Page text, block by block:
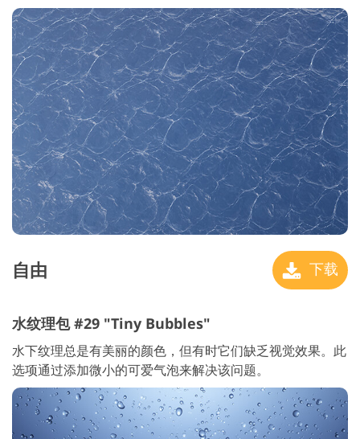
自由 下载
水纹理包 #29 "Tiny Bubbles"
水下纹理总是有美丽的颜色，但有时它们缺乏视觉效果。此
选项通过添加微小的可爱气泡来解决该问题。